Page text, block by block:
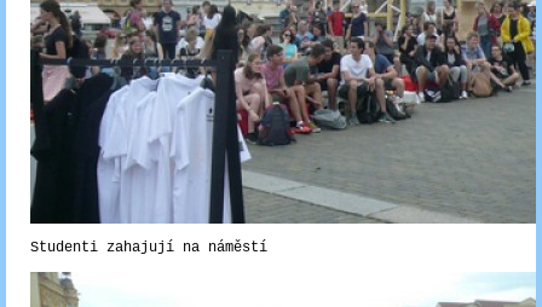
Studenti zahajují na náměstí